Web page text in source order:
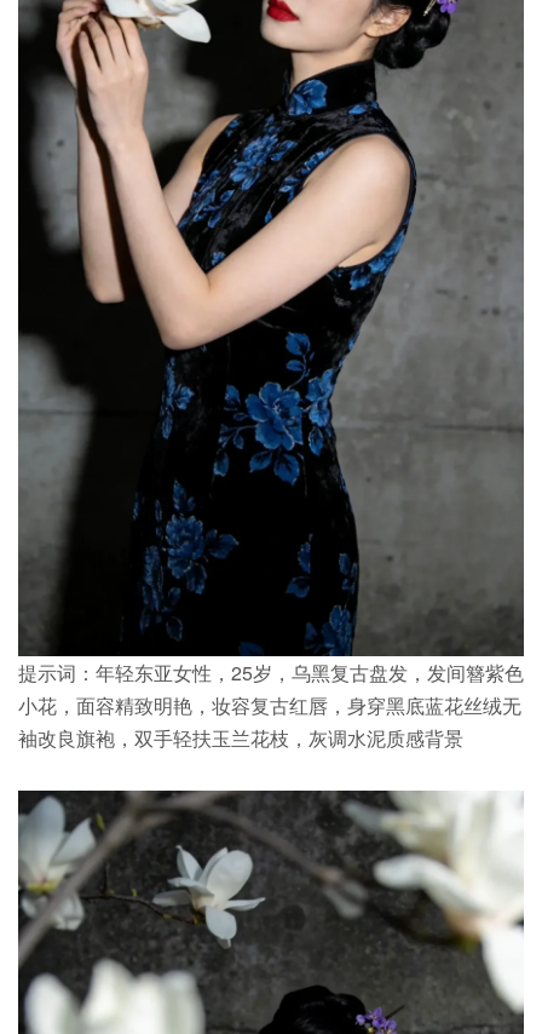
提示词：年轻东亚女性，25岁，乌黑复古盘发，发间簪紫色
小花，面容精致明艳，妆容复古红唇，身穿黑底蓝花丝绒无
袖改良旗袍，双手轻扶玉兰花枝，灰调水泥质感背景